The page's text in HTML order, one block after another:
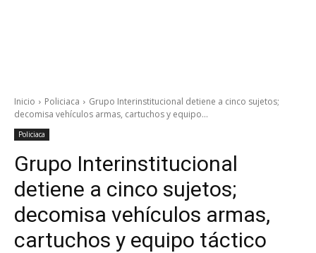
Inicio Policiaca
Grupo Interinstitucional detiene a cinco sujetos;
decomisa vehículos armas, cartuchos y equipo...
Policiaca
Grupo Interinstitucional
detiene a cinco sujetos;
decomisa vehículos armas,
cartuchos y equipo táctico